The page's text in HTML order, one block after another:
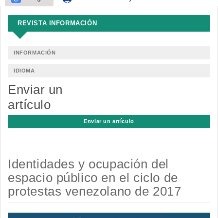
REVISTA INFORMACIÓN
INFORMACIÓN
IDIOMA
Enviar un
artículo
Enviar un artículo
Identidades y ocupación del
espacio público en el ciclo de
protestas venezolano de 2017